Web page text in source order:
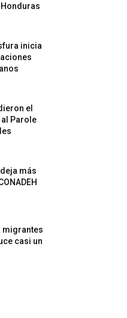
inicia
el
Parole
más
migrantes
casi un